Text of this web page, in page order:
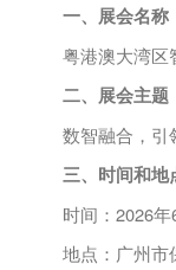
一、展会名称
粤港澳大湾区
二、展会主题
数智融合，引
三、时间和地
时间：2026年
地点：广州市